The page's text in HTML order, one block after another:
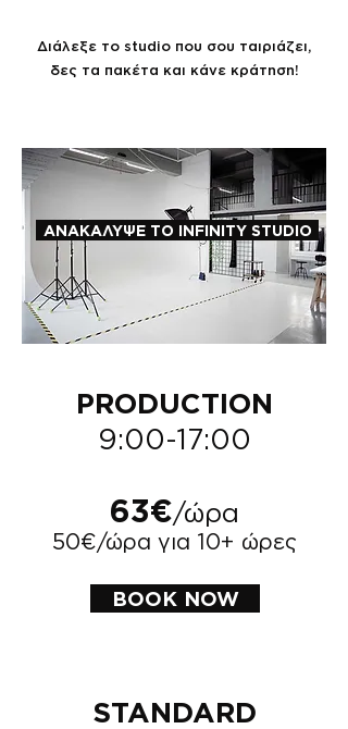
Διάλεξε το studio που σου ταιριάζει,
δες τα πακέτα και κάνε κράτηση!
ΑΝΑΚΑΛΥΨΕ ΤΟ INFINITY STUDIO
9:00-17:00
PRODUCTION
63€/ώρα
50€/ώρα για 10+ ώρες
BOOK NOW
STANDARD